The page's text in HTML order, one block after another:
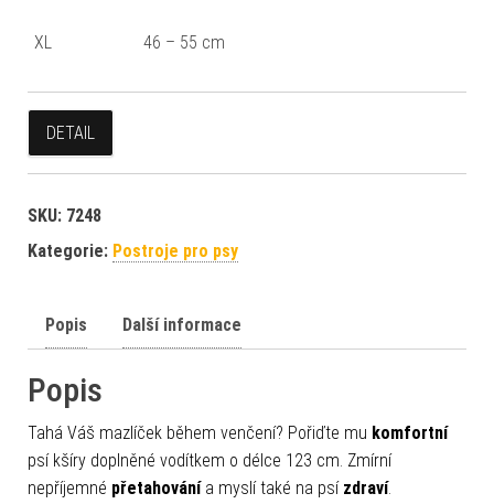
XL 46 – 55 cm
DETAIL
SKU: 7248
Kategorie: Postroje pro psy
Popis Další informace
Popis
Tahá Váš mazlíček během venčení? Pořiďte mu komfortní
psí kšíry doplněné vodítkem o délce 123 cm. Zmírní
nepříjemné přetahovánía myslí také na psí zdraví.